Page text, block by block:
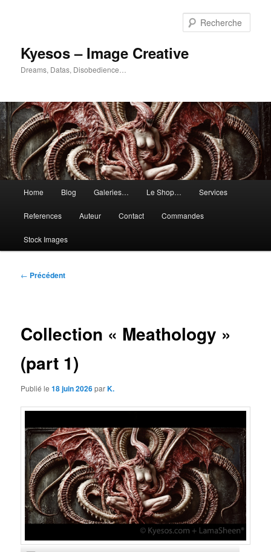
Kyesos – Image Creative
Dreams, Datas, Disobedience…
principal
Home Blog Galeries… Le Shop… Services
References Auteur Contact Commandes
Stock Images
Navigation
← Précédent
Collection « Meathology »
(part 1)
Publié le18 juin 2026parK.